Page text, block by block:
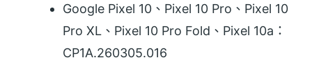
Google Pixel 10、Pixel 10 Pro、Pixel 10
Pro XL、Pixel 10 Pro Fold、Pixel 10a：
CP1A.260305.016